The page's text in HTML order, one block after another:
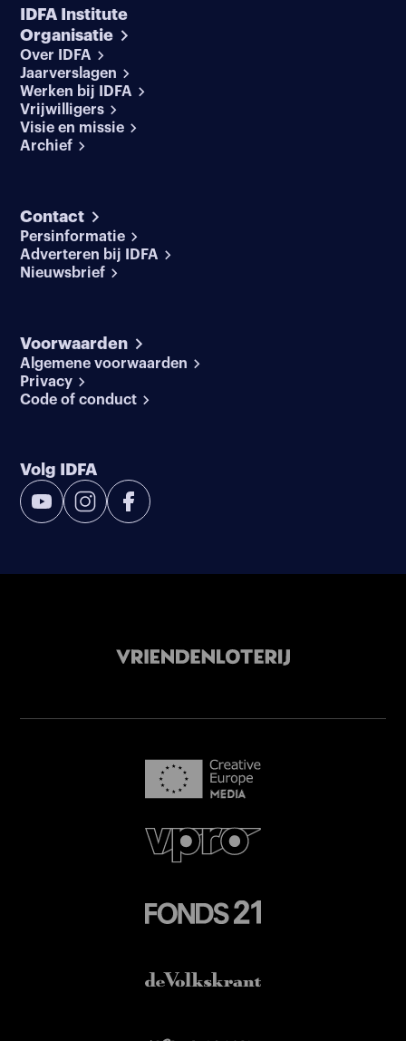
IDFA Institute
Organisatie
Over IDFA
Jaarverslagen
Werken bij IDFA
Vrijwilligers
Visie en missie
Archief
Contact
Persinformatie
Adverteren bij IDFA
Nieuwsbrief
Voorwaarden
Algemene voorwaarden
Privacy
Code of conduct
Volg IDFA